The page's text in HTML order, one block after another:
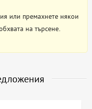
или премахнете някои
на търсене.